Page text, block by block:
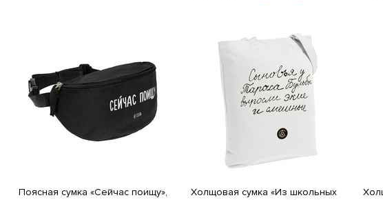
Поясная сумка «Сейчас поищу»,
Холщовая сумка «Из школьных